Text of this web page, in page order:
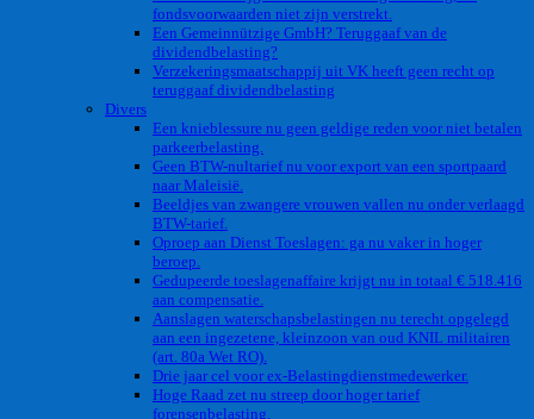
fondsvoorwaarden niet zijn verstrekt.
Een Gemeinnützige GmbH? Teruggaaf van de
dividendbelasting?
Verzekeringsmaatschappij uit VK heeft geen recht op
teruggaaf dividendbelasting
Divers
Een knieblessure nu geen geldige reden voor niet betalen
parkeerbelasting.
Geen BTW-nultarief nu voor export van een sportpaard
naar Maleisië.
Beeldjes van zwangere vrouwen vallen nu onder verlaagd
BTW-tarief.
Oproep aan Dienst Toeslagen: ga nu vaker in hoger
beroep.
Gedupeerde toeslagenaffaire krijgt nu in totaal € 518.416
aan compensatie.
Aanslagen waterschapsbelastingen nu terecht opgelegd
aan een ingezetene, kleinzoon van oud KNIL militairen
(art. 80a Wet RO).
Drie jaar cel voor ex-Belastingdienstmedewerker.
Hoge Raad zet nu streep door hoger tarief
forensenbelasting.